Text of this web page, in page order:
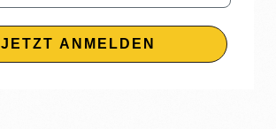
JETZT ANMELDEN